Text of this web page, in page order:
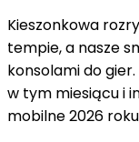
Kieszonkowa
tempie, a nasze
konsolami do
w tym miesiącu i
mobilne 2026